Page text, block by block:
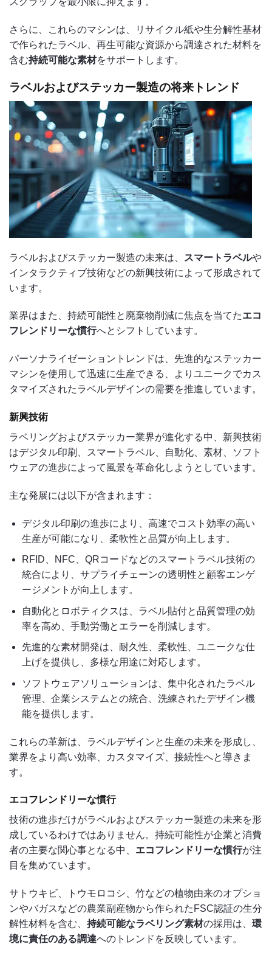
さらに、これらのマシンは、リサイクル紙や生分解性基材
で作られたラベル、再生可能な資源から調達された材料を
含む持続可能な素材をサポートします。
ラベルおよびステッカー製造の将来トレンド
ラベルおよびステッカー製造の未来は、 スマートラベルや
インタラクティブ技術などの新興技術によって形成されて
います。
業界はまた、持続可能性と廃棄物削減に焦点を当てたエコ
フレンドリーな慣行へとシフトしています。
パーソナライゼーショントレンドは、先進的なステッカー
マシンを使用して迅速に生産できる、よりユニークでカス
タマイズされたラベルデザインの需要を推進しています。
新興技術
ラベリングおよびステッカー業界が進化する中、新興技術
はデジタル印刷、スマートラベル、自動化、素材、ソフト
ウェアの進歩によって風景を革命化しようとしています。
主な発展には以下が含まれます：
デジタル印刷の進歩により、高速でコスト効率の高い
生産が可能になり、柔軟性と品質が向上します。
RFID、NFC、QRコードなどのスマートラベル技術の
統合により、サプライチェーンの透明性と顧客エンゲ
ージメントが向上します。
自動化とロボティクスは、ラベル貼付と品質管理の効
率を高め、手動労働とエラーを削減します。
先進的な素材開発は、耐久性、柔軟性、ユニークな仕
上げを提供し、多様な用途に対応します。
ソフトウェアソリューションは、集中化されたラベル
管理、企業システムとの統合、洗練されたデザイン機
能を提供します。
これらの革新は、ラベルデザインと生産の未来を形成し、
業界をより高い効率、カスタマイズ、接続性へと導きま
す。
エコフレンドリーな慣行
技術の進歩だけがラベルおよびステッカー製造の未来を形
成しているわけではありません。持続可能性が企業と消費
者の主要な関心事となる中、 エコフレンドリーな慣行が注
目を集めています。
サトウキビ、トウモロコシ、竹などの植物由来のオプショ
ンやバガスなどの農業副産物から作られたFSC認証の生分
解性材料を含む、 持続可能なラベリング素材の採用は、 環
境に責任のある調達へのトレンドを反映しています。